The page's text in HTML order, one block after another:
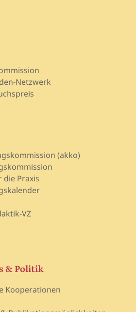
Netzwerk
(akko)
die Praxis
VZ
& Politik
Kooperationen